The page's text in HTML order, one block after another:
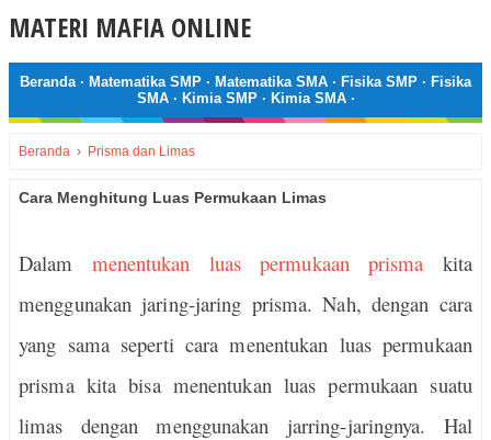
MATERI MAFIA ONLINE
Beranda· Matematika SMP · Matematika SMA · Fisika SMP · Fisika
SMA· Kimia SMP· Kimia SMA·
Beranda › Prisma dan Limas
Cara Menghitung Luas Permukaan Limas
Dalam menentukan luas permukaan prisma kita
menggunakan jaring-jaring prisma. Nah, dengan cara
yang sama seperti cara menentukan luas permukaan
prisma kita bisa menentukan luas permukaan suatu
limas dengan menggunakan jarring-jaringnya. Hal